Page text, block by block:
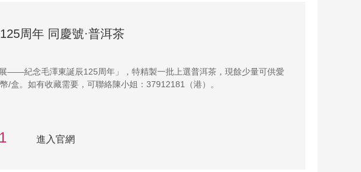
周年 同慶號·普洱茶
——紀念毛澤東誕辰125周年」，特精製一批上選普洱茶，現餘少量可供愛
/盒。如有收藏需要，可聯絡陳小姐：37912181（港）。
進入官網